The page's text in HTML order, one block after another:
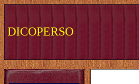
DICOPERSO